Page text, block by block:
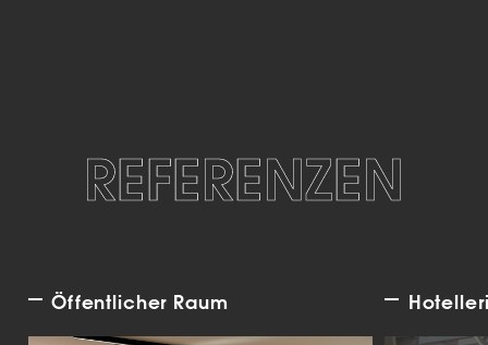
REFERENZEN
Öffentlicher Raum